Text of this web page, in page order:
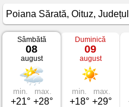
Vremea
Poiana
Sărată
Oituz,
Județul
Bacău
Sâmbătă
08
august
min.
+21°
max.
+28°
Duminică
09
august
min.
+18°
max.
+29°